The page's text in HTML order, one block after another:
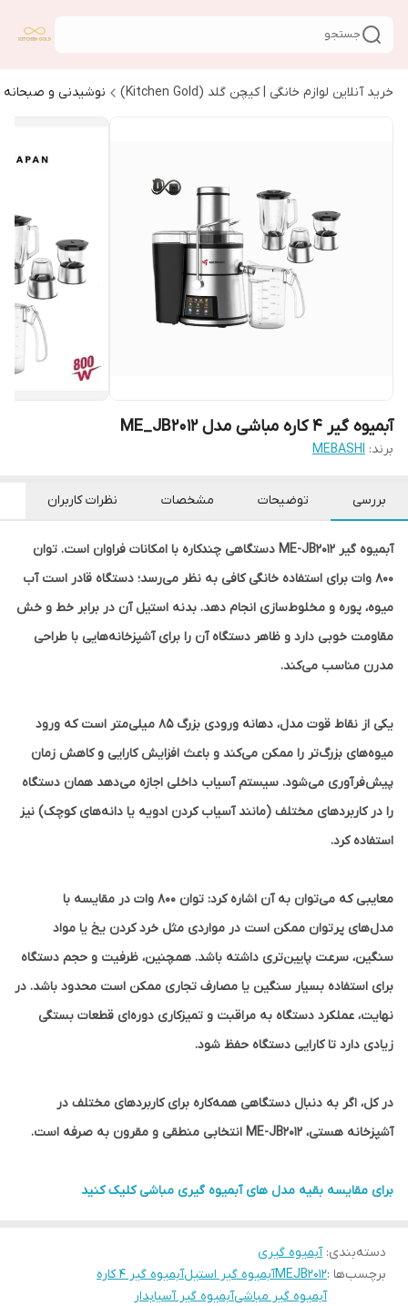
جستجو
خرید آنلاین لوازم خانگی | کیچن گلد (Kitchen Gold) نوشیدنی و صبحانه
آبمیوه گیر 4 کاره مباشی مدل ME_JB2012
برند: MEBASHI
بررسی توضیحات مشخصات نظرات کاربران
آبمیوه گیر ME-JB2012 دستگاهی چندکاره با امکانات فراوان است. توان
۸۰۰ وات برای استفاده خانگی کافی به نظر می‌رسد؛ دستگاه قادر است آب
میوه، پوره و مخلوط‌سازی انجام دهد. بدنه استیل آن در برابر خط و خش
مقاومت خوبی دارد و ظاهر دستگاه آن را برای آشپزخانه‌هایی با طراحی
مدرن مناسب می‌کند.
یکی از نقاط قوت مدل، دهانه ورودی بزرگ ۸۵ میلی‌متر است که ورود
میوه‌های بزرگ‌تر را ممکن می‌کند و باعث افزایش کارایی و کاهش زمان
پیش‌فرآوری می‌شود. سیستم آسیاب داخلی اجازه می‌دهد همان دستگاه
را در کاربردهای مختلف (مانند آسیاب کردن ادویه یا دانه‌های کوچک) نیز
استفاده کرد.
معایبی که می‌توان به آن اشاره کرد: توان ۸۰۰ وات در مقایسه با
مدل‌های پرتوان ممکن است در مواردی مثل خرد کردن یخ یا مواد
سنگین، سرعت پایین‌تری داشته باشد. همچنین، ظرفیت و حجم دستگاه
برای استفاده بسیار سنگین یا مصارف تجاری ممکن است محدود باشد. در
نهایت، عملکرد دستگاه به مراقبت و تمیزکاری دوره‌ای قطعات بستگی
زیادی دارد تا کارایی دستگاه حفظ شود.
در کل، اگر به دنبال دستگاهی همه‌کاره برای کاربردهای مختلف در
آشپزخانه هستی، ME-JB2012 انتخابی منطقی و مقرون به صرفه است.
برای مقایسه بقیه مدل های آبمیوه گیری مباشی کلیک کنید
دسته‌بندی:آبمیوه گیری
برچسب‌ها :MEJB2012آبمیوه گیر استیلآبمیوه گیر ۴ کاره
آبمیوه گیر مباشیآبمیوه گیر آسیابدار